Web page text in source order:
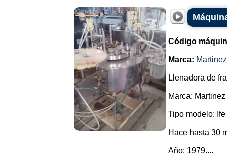
Código
Marca:
Llenadora de
Marca:
Tipo modelo: Ife
Hace hasta 30
Año: 1979....